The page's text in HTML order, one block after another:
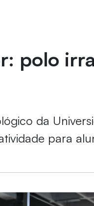
polo
da
para